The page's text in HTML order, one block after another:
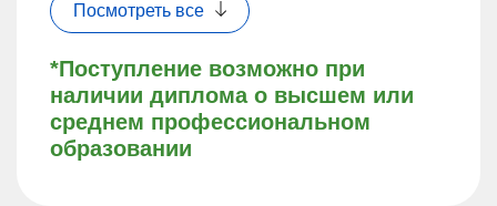
*Поступление возможно при
наличии диплома о высшем или
среднем профессиональном
образовании
Посмотреть все